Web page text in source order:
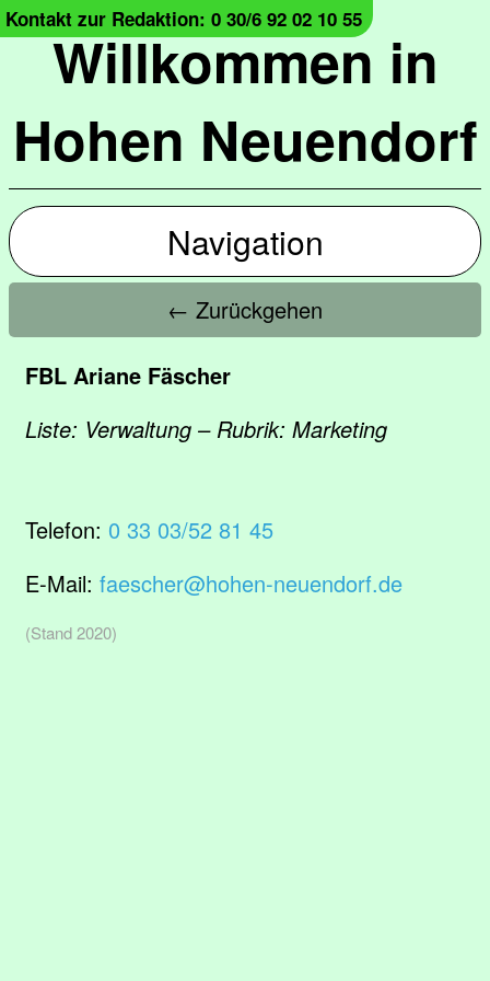
Willkommen in
Hohen Neuendorf
Kontakt zur Redaktion: 0 30/6 92 02 10 55
Navigation
← Zurückgehen
FBL Ariane Fäscher
Liste: Verwaltung – Rubrik: Marketing
Telefon: 0 33 03/52 81 45
E-Mail: faescher@hohen-neuendorf.de
(Stand 2020)